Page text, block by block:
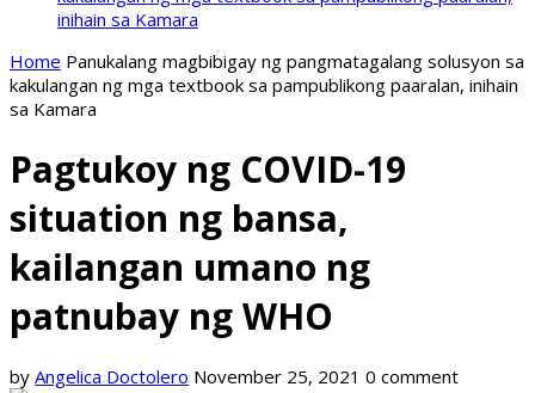
inihain sa Kamara
Home Panukalang magbibigay ng pangmatagalang solusyon sa
kakulangan ng mga textbook sa pampublikong paaralan, inihain
sa Kamara
Pagtukoy ng COVID-19
situation ng bansa,
kailangan umano ng
patnubay ng WHO
by Angelica Doctolero November 25, 2021 0 comment